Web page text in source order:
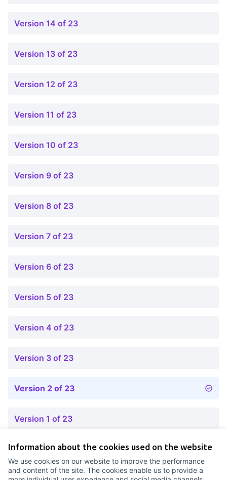
Information about the cookies used on the website
We use cookies on our website to improve the performance
and content of the site. The cookies enable us to provide a
Version 14 of 23
Version 13 of 23
Version 12 of 23
Version 11 of 23
Version 10 of 23
Version 9 of 23
Version 8 of 23
Version 7 of 23
Version 6 of 23
Version 5 of 23
Version 4 of 23
Version 3 of 23
Version 2 of 23
Version 1 of 23
Cookie settings
Comunitat Canòdrom at Facebook
(External link)
Comunitat Canòdrom at Instagram
(External link)
Comunitat Canòdrom at YouTube
(External link)
English